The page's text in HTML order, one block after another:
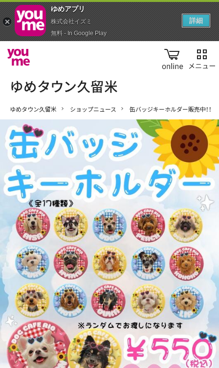
online
ゆめタウン久留米 ショップニュース 缶バッジキーホルダー販売中！！
ゆめアプ‪リ‬
株式会社イズミ
無料 - In Google Play
詳細